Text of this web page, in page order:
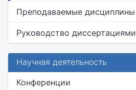
Преподаваемые дисциплины
Руководство диссертациями
Научная деятельность
Конференции